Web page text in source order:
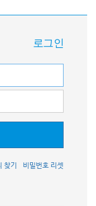
로그인
비밀번호 리셋
찾기